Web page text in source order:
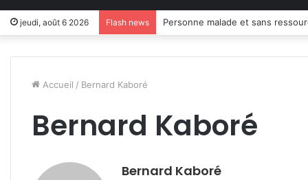
jeudi, août 6 2026 Flash news
Accueil / Bernard Kaboré
Bernard Kaboré
Bernard Kaboré